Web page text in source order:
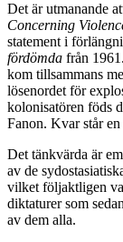
Det är utmanande
Concerning
statement i
fördömda från
kom tillsammans
lösenordet för
kolonisatören föds
Fanon. Kvar står
Det tänkvärda är
av de
vilket följaktligen
diktaturer som
av dem alla.